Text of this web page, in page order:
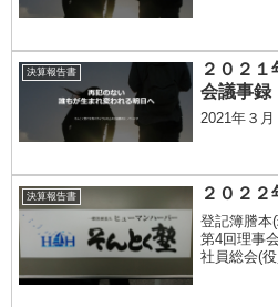
決算報告書
２０２
会議事録
2021年３
決算報告書 ２０２
登記簿謄本
第4回理事
社員総会(